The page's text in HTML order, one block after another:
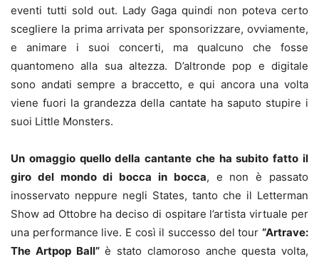
eventi tutti sold out. Lady Gaga quindi non poteva certo
scegliere la prima arrivata per sponsorizzare, ovviamente,
e animare i suoi concerti, ma qualcuno che fosse
quantomeno alla sua altezza. D’altronde pop e digitale
sono andati sempre a braccetto, e qui ancora una volta
viene fuori la grandezza della cantate ha saputo stupire i
suoi Little Monsters.
Un omaggio quello della cantante che ha subito fatto il
giro del mondo di bocca in bocca, e non è passato
inosservato neppure negli States, tanto che il Letterman
Show ad Ottobre ha deciso di ospitare l’artista virtuale per
una performance live. E così il successo del tour “Artrave:
The Artpop Ball”è stato clamoroso anche questa volta,